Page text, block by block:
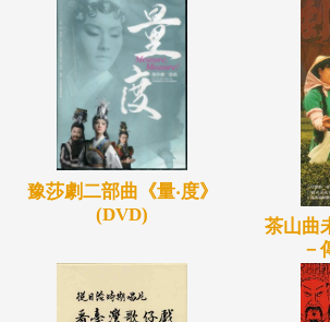
豫莎劇二部曲《量‧度》
(DVD)
茶山曲
－